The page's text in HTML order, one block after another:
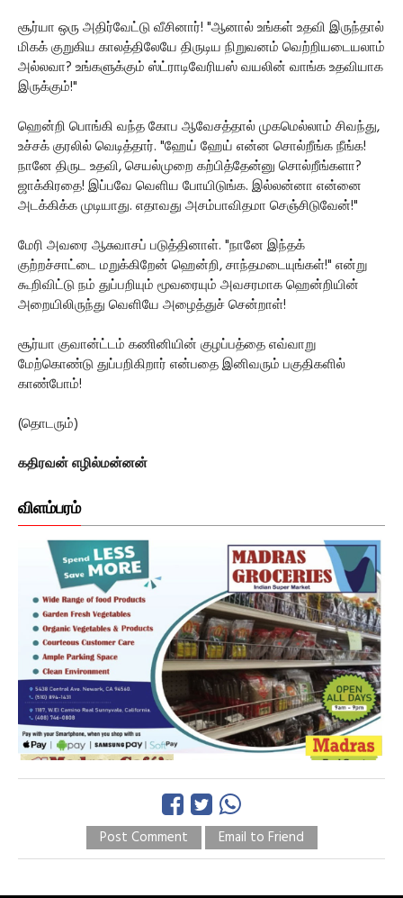
சூர்யா ஒரு அதிர்வேட்டு வீசினார்! "ஆனால் உங்கள் உதவி இருந்தால்
மிகக் குறுகிய காலத்திலேயே திருடிய நிறுவனம் வெற்றியடையலாம்
அல்லவா? உங்களுக்கும் ஸ்ட்ராடிவேரியஸ் வயலின் வாங்க உதவியாக
இருக்கும்!"
ஹென்றி பொங்கி வந்த கோப ஆவேசத்தால் முகமெல்லாம் சிவந்து,
உச்சக் குரலில் வெடித்தார். "ஹேய் ஹேய் என்ன சொல்றீங்க நீங்க!
நானே திருட உதவி, செயல்முறை கற்பித்தேன்னு சொல்றீங்களா?
ஜாக்கிரதை! இப்பவே வெளிய போயிடுங்க. இல்லன்னா என்னை
அடக்கிக்க முடியாது. எதாவது அசம்பாவிதமா செஞ்சிடுவேன்!"
மேரி அவரை ஆசுவாசப் படுத்தினாள். "நானே இந்தக்
குற்றச்சாட்டை மறுக்கிறேன் ஹென்றி, சாந்தமடையுங்கள்!" என்று
கூறிவிட்டு நம் துப்பறியும் மூவரையும் அவசரமாக ஹென்றியின்
அறையிலிருந்து வெளியே அழைத்துச் சென்றாள்!
சூர்யா குவான்ட்டம் கணினியின் குழப்பத்தை எவ்வாறு
மேற்கொண்டு துப்பறிகிறார் என்பதை இனிவரும் பகுதிகளில்
காண்போம்!
(தொடரும்)
கதிரவன் எழில்மன்னன்
விளம்பரம்
Post Comment Email to Friend